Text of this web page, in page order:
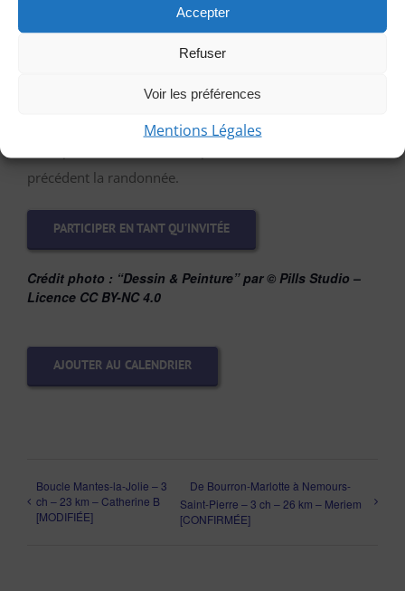
Accepter
Refuser
Voir les préférences
Mentions Légales
sans engagement de votre part :
vous répondre en vous précisant le lieu de rendez-vous
et autres détails. Afin que nous puissions vous répondre
précédent la randonnée.
PARTICIPER EN TANT QU’INVITÉE
Crédit photo : “Dessin & Peinture” par © Pills Studio –
Licence CC BY-NC 4.0
AJOUTER AU CALENDRIER
Boucle Mantes-la-Jolie – 3
ch – 23 km – Catherine B
[MODIFIÉE]
De Bourron-Marlotte à Nemours-
Saint-Pierre – 3 ch – 26 km – Meriem
[CONFIRMÉE]